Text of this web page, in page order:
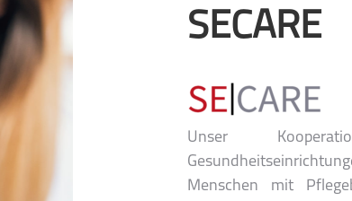
SECARE
Unser
Menschen mit